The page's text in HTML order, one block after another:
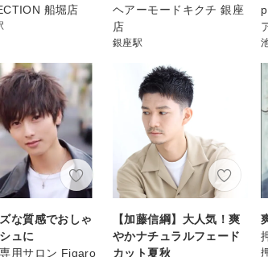
船堀店
ヘアーモードキクチ 銀座
店
銀座駅
な質感でおしゃ
ュに
用サロン Figaro
【加藤信綱】大人気！爽
やかナチュラルフェード
カット夏秋